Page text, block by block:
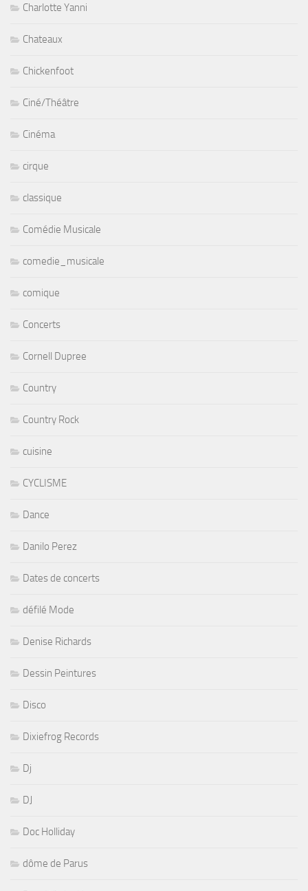
Charlotte Yanni
Chateaux
Chickenfoot
Ciné/Théâtre
Cinéma
cirque
classique
Comédie Musicale
comedie_musicale
comique
Concerts
Cornell Dupree
Country
Country Rock
cuisine
CYCLISME
Dance
Danilo Perez
Dates de concerts
défilé Mode
Denise Richards
Dessin Peintures
Disco
Dixiefrog Records
Dj
DJ
Doc Holliday
dôme de Parus